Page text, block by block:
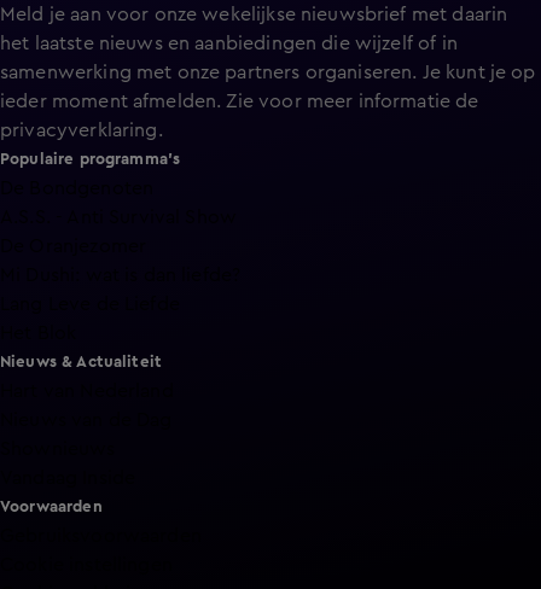
Meld je aan voor onze wekelijkse nieuwsbrief met daarin
het laatste nieuws en aanbiedingen die wijzelf of in
samenwerking met onze partners organiseren. Je kunt je op
ieder moment afmelden. Zie voor meer informatie de
privacyverklaring.
Populaire programma's
Nieuws & Actualiteit
Voorwaarden